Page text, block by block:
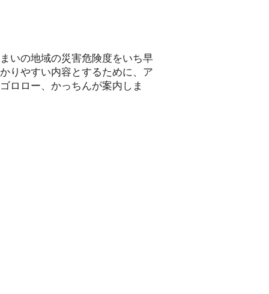
いの地域の災害危険度をいち早
りやすい内容とするために、ア
ロロー、かっちんが案内しま